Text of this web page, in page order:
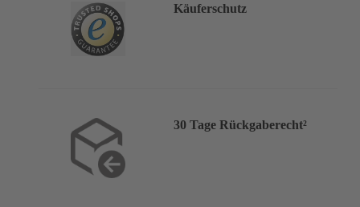
Käuferschutz
30 Tage Rückgaberecht²